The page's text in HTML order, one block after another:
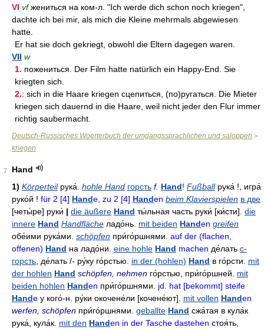
VI vf жениться на ком-л. "Ich werde dich schon noch kriegen",
dachte ich bei mir, als mich die Kleine mehrmals abgewiesen
hatte.
Er hat sie doch gekriegt, obwohl die Eltern dagegen waren.
VII w
1. пожениться. Der Film hatte natürlich ein Happy-End. Sie
kriegten sich.
2.: sich in die Haare kriegen сцепиться, (по)ругаться. Die Mieter
kriegen sich dauernd in die Haare, weil nicht jeder den Flur immer
richtig saubermacht.
Deutsch-Russisches Woerterbuch der umgangssprachlichen und saloppen >
kriegen
7
Hand
1) Körperteil рука́ hohle Hand горсть f. Hand! Fußball рука́ !, игра́
руко́й ! für 2 [4] Hande, zu 2 [4] Handen beim Klavierspielen в две
[четы́ре] руки́ | die äußere Hand ты́льная часть руки́ [ки́сти]. die
innere Hand Handfläche ладо́нь mit beiden Handen greifen
обе́ими рука́ми schöpfen при́го́ршнями auf der (flachen,
offenen) Hand на ладо́ни eine hohle Hand machen де́лать с-
горсть де́лать /- ру́ку го́рстью in der (hohlen) Hand в го́рсти
mit
der hohlen Hand schöpfen, nehmen го́рстью при́го́ршней
mit
beiden hohlen Handen при́го́ршнями
jd. hat [bekommt] steife
Hande у кого́-н ру́ки окочене́ли [кочене́ют]. mit vollen Handen
werfen, schöpfen при́го́ршнями geballte Hand сжа́тая в кула́к
рука́
кула́к mit den Handen in der Tasche dastehen стоя́ть